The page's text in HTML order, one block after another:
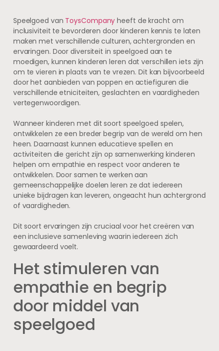
Speelgoed van ToysCompanyheeft de kracht om
inclusiviteit te bevorderen door kinderen kennis te laten
maken met verschillende culturen, achtergronden en
ervaringen. Door diversiteit in speelgoed aan te
moedigen, kunnen kinderen leren dat verschillen iets zijn
om te vieren in plaats van te vrezen. Dit kan bijvoorbeeld
door het aanbieden van poppen en actiefiguren die
verschillende etniciteiten, geslachten en vaardigheden
vertegenwoordigen.
Wanneer kinderen met dit soort speelgoed spelen,
ontwikkelen ze een breder begrip van de wereld om hen
heen. Daarnaast kunnen educatieve spellen en
activiteiten die gericht zijn op samenwerking kinderen
helpen om empathie en respect voor anderen te
ontwikkelen. Door samen te werken aan
gemeenschappelijke doelen leren ze dat iedereen
unieke bijdragen kan leveren, ongeacht hun achtergrond
of vaardigheden.
Dit soort ervaringen zijn cruciaal voor het creëren van
een inclusieve samenleving waarin iedereen zich
gewaardeerd voelt.
Het stimuleren van
empathie en begrip
door middel van
speelgoed